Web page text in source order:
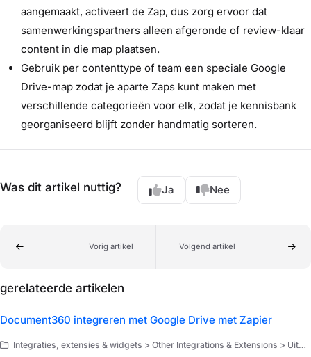
aangemaakt, activeert de Zap, dus zorg ervoor dat
samenwerkingspartners alleen afgeronde of review-klaar
content in die map plaatsen.
Gebruik per contenttype of team een speciale Google
Drive-map zodat je aparte Zaps kunt maken met
verschillende categorieën voor elk, zodat je kennisbank
georganiseerd blijft zonder handmatig sorteren.
Was dit artikel nuttig? Ja Nee
Vorig artikel Volgend artikel
gerelateerde artikelen
Document360 integreren met Google Drive met Zapier
Integraties, extensies & widgets > Other Integrations & Extensions > Uitbreidingen > Zapier > Gebruiksscenario's van Zapier